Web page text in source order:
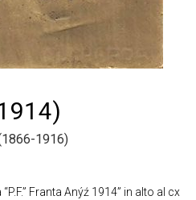
1916)
Franta Anýź 1914” in alto al cx